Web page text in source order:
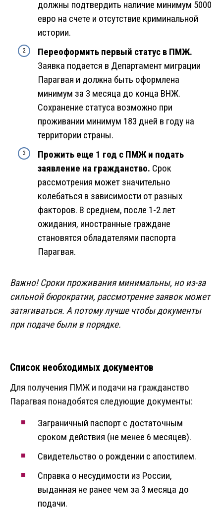
должны подтвердить наличие минимум 5000
евро на счете и отсутствие криминальной
истории.
Переоформить первый статус в ПМЖ.
Заявка подается в Департамент миграции
Парагвая и должна быть оформлена
минимум за 3 месяца до конца ВНЖ.
Сохранение статуса возможно при
проживании минимум 183 дней в году на
территории страны.
Прожить еще 1 год с ПМЖ и подать
заявление на гражданство. Срок
рассмотрения может значительно
колебаться в зависимости от разных
факторов. В среднем, после 1-2 лет
ожидания, иностранные граждане
становятся обладателями паспорта
Парагвая.
Важно! Сроки проживания минимальны, но из-за
сильной бюрократии, рассмотрение заявок может
затягиваться. А потому лучше чтобы документы
при подаче были в порядке.
Список необходимых документов
Для получения ПМЖ и подачи на гражданство
Парагвая понадобятся следующие документы:
Заграничный паспорт с достаточным
сроком действия (не менее 6 месяцев).
Свидетельство о рождении с апостилем.
Справка о несудимости из России,
выданная не ранее чем за 3 месяца до
подачи.